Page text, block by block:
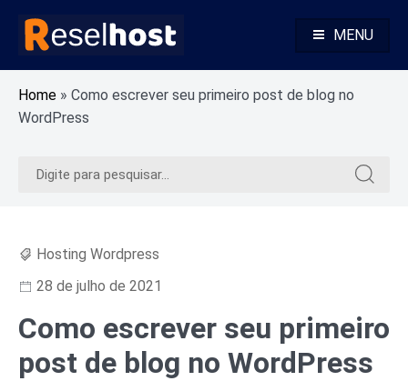
para
Reselhost
Alojamento Web Rápido e Seguro Revenda Alojamento Web
MENU
Home » Como escrever seu primeiro post de blog no
WordPress
Pesquisar
por:
Hosting Wordpress
28 de julho de 2021
Como escrever seu primeiro
post de blog no WordPress